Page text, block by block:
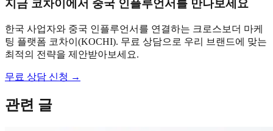
지금 코차이에서 중국 인플루언서를 만나보세요
한국 사업자와 중국 인플루언서를 연결하는 크로스보더 마케
팅 플랫폼 코차이(KOCHI). 무료 상담으로 우리 브랜드에 맞는
최적의 전략을 제안받아보세요.
무료 상담 신청 →
관련 글